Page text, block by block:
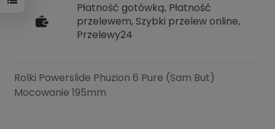
Płatność gotówką, Płatność
przelewem, Szybki przelew online,
Przelewy24
Rolki Powerslide Phuzion 6 Pure (Sam But)
Mocowanie 195mm